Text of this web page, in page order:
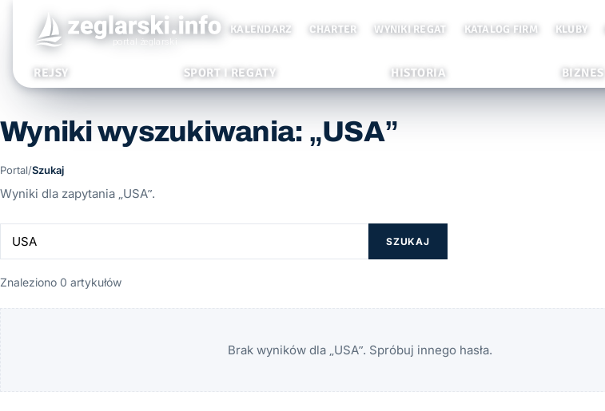
KALENDARZ CHARTER WYNIKI REGAT KATALOG FIRM KLUBY
REJSY SPORT I REGATY HISTORIA BIZNES
Wyniki wyszukiwania: „USA”
Portal/Szukaj
Wyniki dla zapytania „USA”.
SZUKAJ
Znaleziono 0 artykułów
Brak wyników dla „USA”. Spróbuj innego hasła.